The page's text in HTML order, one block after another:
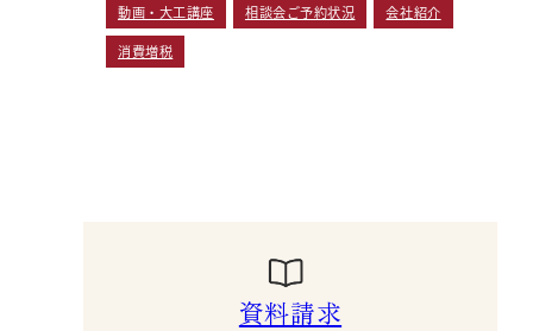
動画・大工講座 相談会ご予約状況 会社紹介
消費増税
資料請求